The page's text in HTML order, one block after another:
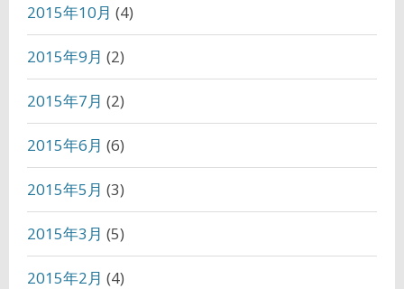
2015年10月 (4)
2015年9月 (2)
2015年7月 (2)
2015年6月 (6)
2015年5月 (3)
2015年3月 (5)
2015年2月 (4)